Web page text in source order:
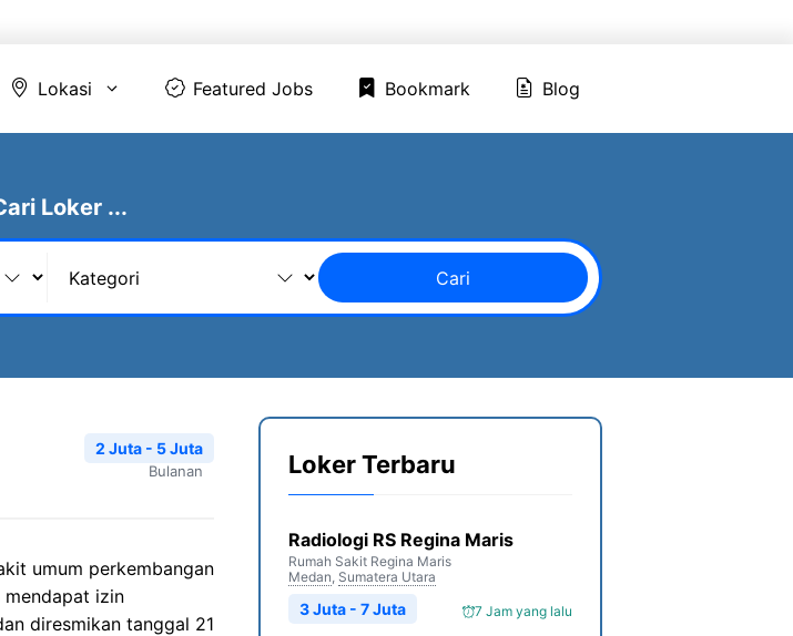
Lokasi Featured Jobs Bookmark Blog
Loker ...
Cari
2 Juta - 5 Juta
Bulanan
umum perkembangan
mendapat izin
diresmikan tanggal 21
Loker Terbaru
Radiologi RS Regina Maris
Rumah Sakit Regina Maris
Medan, Sumatera Utara
7 Jam yang lalu
3 Juta - 7 Juta